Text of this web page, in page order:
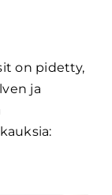
on pidetty,
ja